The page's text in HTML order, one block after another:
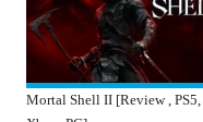
Mortal Shell II [Review , PS5,